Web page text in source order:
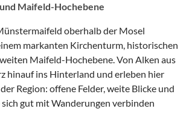
Maifeld-Hochebene
oberhalb der Mosel
markanten Kirchenturm, historischen
Maifeld-Hochebene. Von Alken aus
hinauf ins Hinterland und erleben hier
Region: offene Felder, weite Blicke und
gut mit Wanderungen verbinden